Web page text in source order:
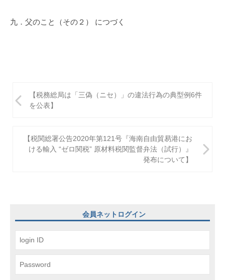
九．父のこと（その２） につづく
稿
ン
【税務総局は「三偽（ニセ）」の違法行為の典型例6件
を公表】
【税関総署公告2020年第121号『海南自由貿易港にお
ける輸入 “ゼロ関税” 原材料税関監督弁法（試行）』
発布について】
会員ネットログイン